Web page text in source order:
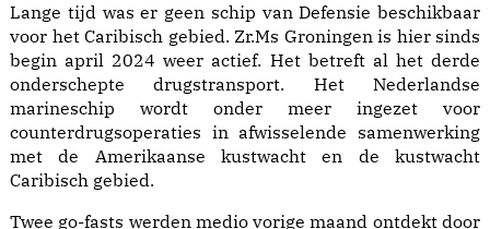
Lange tijd was er geen schip van Defensie beschikbaar
voor het Caribisch gebied. Zr.Ms Groningen is hier sinds
begin april 2024 weer actief. Het betreft al het derde
onderschepte drugstransport. Het Nederlandse
marineschip wordt onder meer ingezet voor
counterdrugsoperaties in afwisselende samenwerking
met de Amerikaanse kustwacht en de kustwacht
Caribisch gebied.
Twee go-fasts werden medio vorige maand ontdekt door